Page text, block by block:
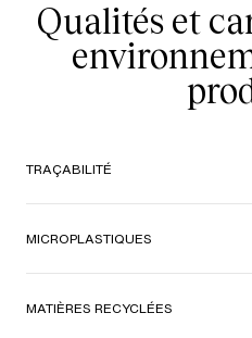
Qualités et
TRAÇABILITÉ
MICROPLASTIQUES
MATIÈRES RECYCLÉES